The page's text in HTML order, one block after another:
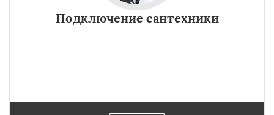
Подключение сантехники